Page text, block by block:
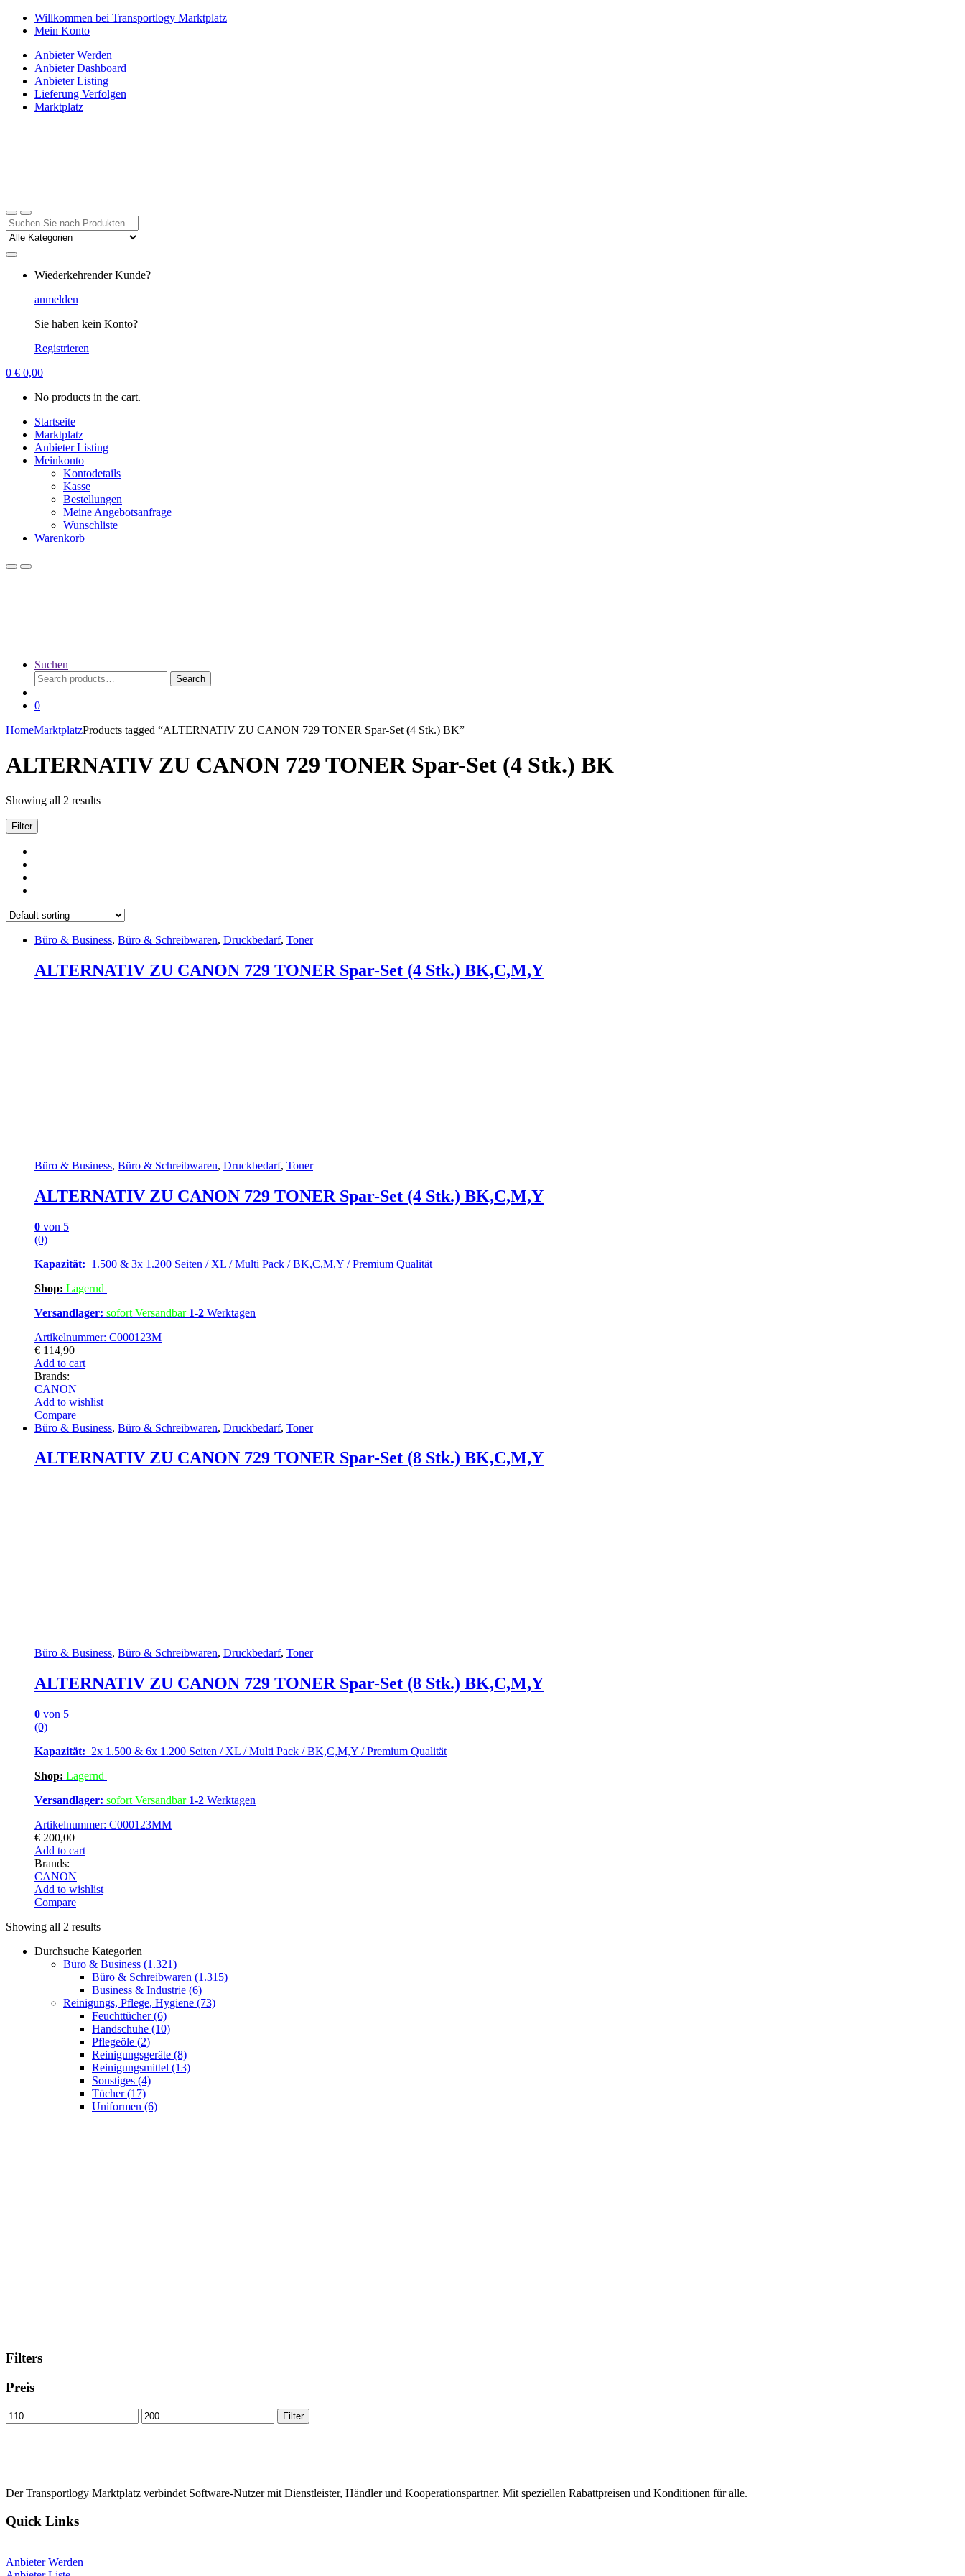
Navigation
Zum
Inhalt
Willkommen bei Transportlogy Marktplatz
Mein Konto
Anbieter Werden
Anbieter Dashboard
Anbieter Listing
Lieferung Verfolgen
Marktplatz
Suchen
nach:
Wiederkehrender Kunde?
anmelden
Sie haben kein Konto?
Registrieren
0 € 0,00
No products in the cart.
Startseite
Marktplatz
Anbieter Listing
Meinkonto
Kontodetails
Kasse
Bestellungen
Meine Angebotsanfrage
Wunschliste
Warenkorb
Suchen
Search
for:
Search
0
HomeMarktplatzProducts tagged “ALTERNATIV ZU CANON 729 TONER Spar-Set (4 Stk.) BK”
ALTERNATIV ZU CANON 729 TONER Spar-Set (4 Stk.) BK
Showing all 2 results
Filter
Büro & Business, Büro & Schreibwaren, Druckbedarf, Toner
ALTERNATIV ZU CANON 729 TONER Spar-Set (4 Stk.) BK,C,M,Y
Büro & Business, Büro & Schreibwaren, Druckbedarf, Toner
ALTERNATIV ZU CANON 729 TONER Spar-Set (4 Stk.) BK,C,M,Y
0 von 5
(0)
Kapazität: 1.500 & 3x 1.200 Seiten / XL / Multi Pack / BK,C,M,Y / Premium Qualität
Shop: Lagernd
Versandlager: sofort Versandbar 1-2 Werktagen
Artikelnummer: C000123M
€ 114,90
Add to cart
Brands:
CANON
Add to wishlist
Compare
Büro & Business, Büro & Schreibwaren, Druckbedarf, Toner
ALTERNATIV ZU CANON 729 TONER Spar-Set (8 Stk.) BK,C,M,Y
Büro & Business, Büro & Schreibwaren, Druckbedarf, Toner
ALTERNATIV ZU CANON 729 TONER Spar-Set (8 Stk.) BK,C,M,Y
0 von 5
(0)
Kapazität: 2x 1.500 & 6x 1.200 Seiten / XL / Multi Pack / BK,C,M,Y / Premium Qualität
Shop: Lagernd
Versandlager: sofort Versandbar 1-2 Werktagen
Artikelnummer: C000123MM
€ 200,00
Add to cart
Brands:
CANON
Add to wishlist
Compare
Showing all 2 results
Durchsuche Kategorien
Büro & Business (1.321)
Büro & Schreibwaren (1.315)
Business & Industrie (6)
Reinigungs, Pflege, Hygiene (73)
Feuchttücher(6)
Handschuhe (10)
Pflegeöle (2)
Reinigungsgeräte (8)
Reinigungsmittel (13)
Sonstiges (4)
Tücher(17)
Uniformen (6)
Filters
Preis
Min
price
Max
price
Filter
Der Transportlogy Marktplatz verbindet Software-Nutzer mit Dienstleister, Händler und Kooperationspartner. Mit speziellen Rabattpreisen und Konditionen für alle.
Quick Links
Anbieter Werden